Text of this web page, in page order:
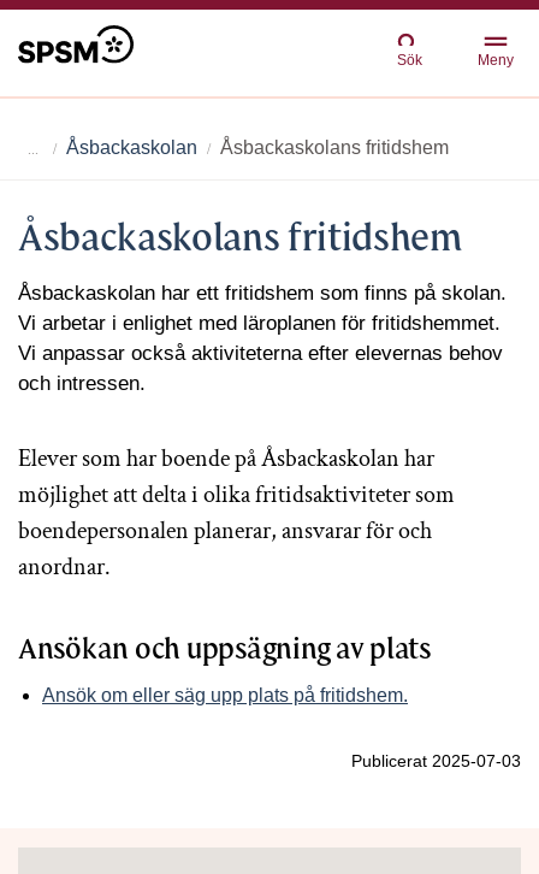
Sök Meny
Åsbackaskolan Åsbackaskolans fritidshem
Åsbackaskolans fritidshem
Åsbackaskolan har ett fritidshem som finns på skolan.
Vi arbetar i enlighet med läroplanen för fritidshemmet.
Vi anpassar också aktiviteterna efter elevernas behov
och intressen.
Elever som har boende på Åsbackaskolan har
möjlighet att delta i olika fritidsaktiviteter som
boendepersonalen planerar, ansvarar för och
anordnar.
Ansökan och uppsägning av plats
Ansök om eller säg upp plats på fritidshem.
Publicerat 2025-07-03